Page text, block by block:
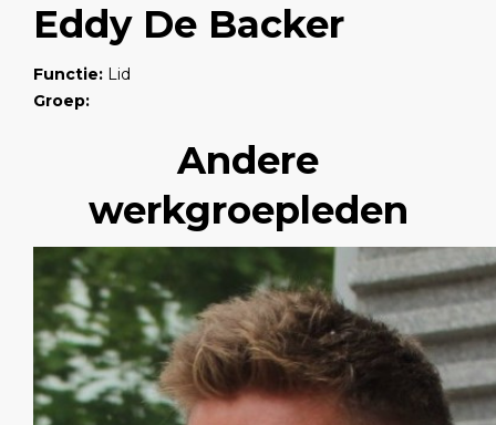
Eddy De Backer
Functie: Lid
Groep:
Andere
werkgroepleden